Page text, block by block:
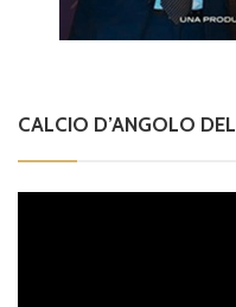
CALCIO D’ANGOLO